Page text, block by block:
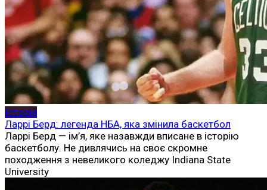
Історія
Ларрі Берд: легенда НБА, яка змінила баскетбол
Ларрі Берд — ім’я, яке назавжди вписане в історію
баскетболу. Не дивлячись на своє скромне
походження з невеликого коледжу Indiana State
University